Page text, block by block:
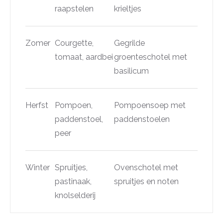
raapstelen
krieltjes
Zomer Courgette,
tomaat, aardbei
Gegrilde
groenteschotel met
basilicum
Herfst
Pompoen,
paddenstoel,
peer
Pompoensoep met
paddenstoelen
Winter Spruitjes,
pastinaak,
knolselderij
Ovenschotel met
spruitjes en noten